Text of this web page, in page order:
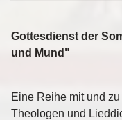
Gottesdienst der
und Mund"
Eine Reihe mit und
Theologen und